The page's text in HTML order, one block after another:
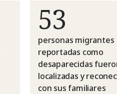
53
personas migrantes
reportadas como
desaparecidas
localizadas y
con sus familiares